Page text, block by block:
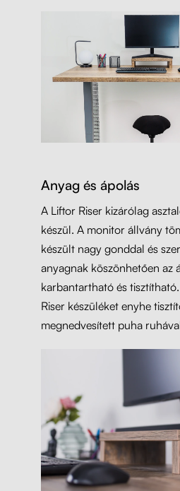
Anyag és ápolás
A Liftor Riser kizárólag
készül. A monitor állvány
készült nagy gonddal és
anyagnak köszönhetően az
karbantartható és
Riser készüléket enyhe
megnedvesített puha